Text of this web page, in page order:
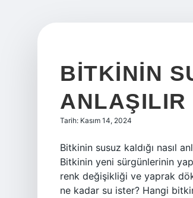
BITKININ
ANLAŞILIR
Tarih: Kasım 14, 2024
Bitkinin susuz kaldığı nasıl
Bitkinin yeni sürgünlerinin
renk değişikliği ve yaprak
ne kadar su ister? Hangi